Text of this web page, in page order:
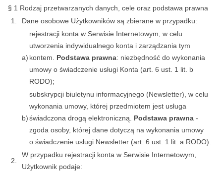
§ 1 Rodzaj przetwarzanych danych, cele oraz podstawa prawna
1.
Dane osobowe Użytkowników są zbierane w przypadku:
a)
rejestracji konta w Serwisie Internetowym, w celu
utworzenia indywidualnego konta i zarządzania tym
kontem. Podstawa prawna: niezbędność do wykonania
umowy o świadczenie usługi Konta (art. 6 ust. 1 lit. b
RODO);
b)
subskrypcji biuletynu informacyjnego (Newsletter), w celu
wykonania umowy, której przedmiotem jest usługa
świadczona drogą elektroniczną. Podstawa prawna -
zgoda osoby, której dane dotyczą na wykonania umowy
o świadczenie usługi Newsletter (art. 6 ust. 1 lit. a RODO).
2.
W przypadku rejestracji konta w Serwisie Internetowym,
Użytkownik podaje: